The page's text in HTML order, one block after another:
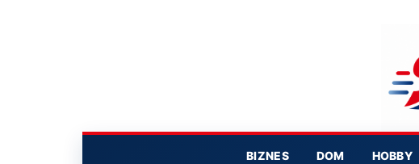
BIZNES DOM HOBBY